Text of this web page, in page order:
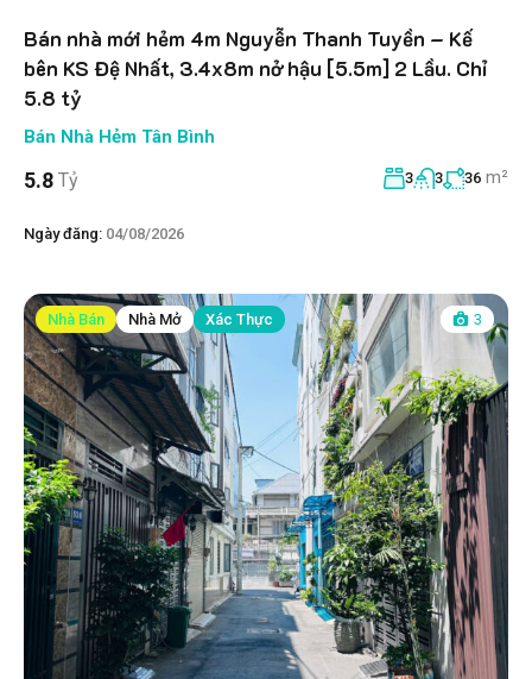
Bán nhà mới hẻm 4m Nguyễn Thanh Tuyền – Kế
bên KS Đệ Nhất, 3.4x8m nở hậu [5.5m] 2 Lầu. Chỉ
5.8 tỷ
Bán Nhà Hẻm Tân Bình
5.8 Tỷ 3 3 36 m²
Ngày đăng: 04/08/2026
Nhà Bán Nhà Mở Xác Thực 3